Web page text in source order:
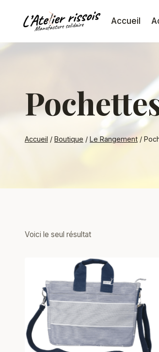
Accueil
Accueil / Boutique / Le Rangement /
Voici le seul résultat